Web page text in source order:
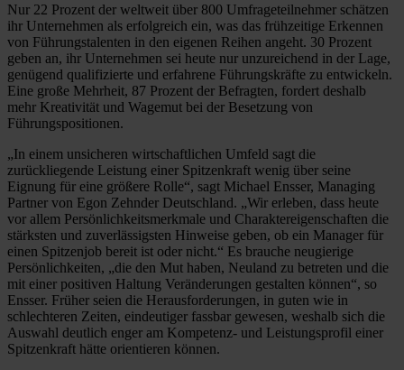
Nur 22 Prozent der weltweit über 800 Umfrageteilnehmer schätzen
ihr Unternehmen als erfolgreich ein, was das frühzeitige Erkennen
von Führungstalenten in den eigenen Reihen angeht. 30 Prozent
geben an, ihr Unternehmen sei heute nur unzureichend in der Lage,
genügend qualifizierte und erfahrene Führungskräfte zu entwickeln.
Eine große Mehrheit, 87 Prozent der Befragten, fordert deshalb
mehr Kreativität und Wagemut bei der Besetzung von
Führungspositionen.
„In einem unsicheren wirtschaftlichen Umfeld sagt die
zurückliegende Leistung einer Spitzenkraft wenig über seine
Eignung für eine größere Rolle“, sagt Michael Ensser, Managing
Partner von Egon Zehnder Deutschland. „Wir erleben, dass heute
vor allem Persönlichkeitsmerkmale und Charaktereigenschaften die
stärksten und zuverlässigsten Hinweise geben, ob ein Manager für
einen Spitzenjob bereit ist oder nicht.“ Es brauche neugierige
Persönlichkeiten, „die den Mut haben, Neuland zu betreten und die
mit einer positiven Haltung Veränderungen gestalten können“, so
Ensser. Früher seien die Herausforderungen, in guten wie in
schlechteren Zeiten, eindeutiger fassbar gewesen, weshalb sich die
Auswahl deutlich enger am Kompetenz- und Leistungsprofil einer
Spitzenkraft hätte orientieren können.